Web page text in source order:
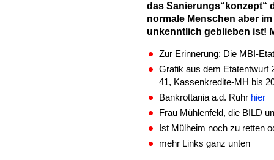
das Sanierungs“konzept“
normale Menschen aber
unkenntlich geblieben ist!
Zur Erinnerung: Die MBI-
Grafik aus dem Etatentwurf
41, Kassenkredite-MH bis
Bankrottania a.d. Ruhr hier
Frau Mühlenfeld, die BILD
Ist Mülheim noch zu retten
mehr Links ganz unten